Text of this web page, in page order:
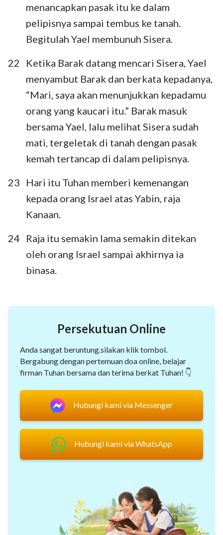
menancapkan pasak itu ke dalam
pelipisnya sampai tembus ke tanah.
Begitulah Yael membunuh Sisera.
22
Ketika Barak datang mencari Sisera, Yael
menyambut Barak dan berkata kepadanya,
“Mari, saya akan menunjukkan kepadamu
orang yang kaucari itu.” Barak masuk
bersama Yael, lalu melihat Sisera sudah
mati, tergeletak di tanah dengan pasak
kemah tertancap di dalam pelipisnya.
23
Hari itu Tuhan memberi kemenangan
kepada orang Israel atas Yabin, raja
Kanaan.
24
Raja itu semakin lama semakin ditekan
oleh orang Israel sampai akhirnya ia
binasa.
Persekutuan Online
Anda sangat beruntung.silakan klik tombol.
Bergabung dengan pertemuan doa online, belajar
firman Tuhan bersama dan terima berkat Tuhan! 👇
Hubungi kami via Messenger
Hubungi kami via WhatsApp